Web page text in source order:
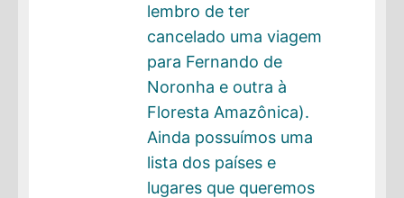
lembro de ter
cancelado uma viagem
para Fernando de
Noronha e outra à
Floresta Amazônica).
Ainda possuímos uma
lista dos países e
lugares que queremos